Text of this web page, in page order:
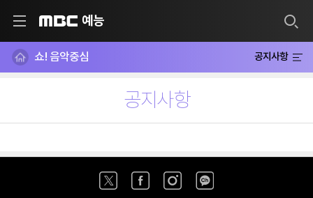
예능
쇼! 음악중심 공지사항
공지사항